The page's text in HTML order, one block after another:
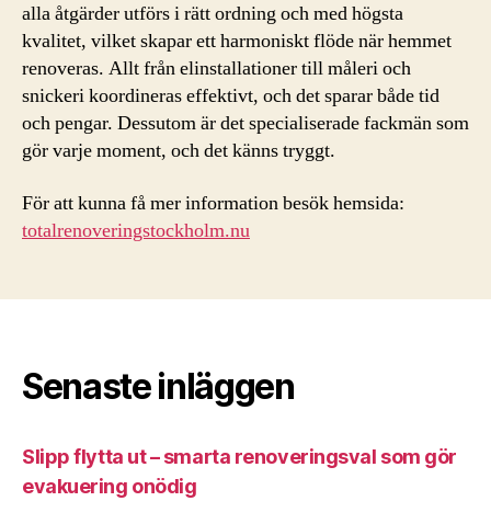
alla åtgärder utförs i rätt ordning och med högsta
kvalitet, vilket skapar ett harmoniskt flöde när hemmet
renoveras. Allt från elinstallationer till måleri och
snickeri koordineras effektivt, och det sparar både tid
och pengar. Dessutom är det specialiserade fackmän som
gör varje moment, och det känns tryggt.
För att kunna få mer information besök hemsida:
totalrenoveringstockholm.nu
Senaste inläggen
Slipp flytta ut – smarta renoveringsval som gör
evakuering onödig